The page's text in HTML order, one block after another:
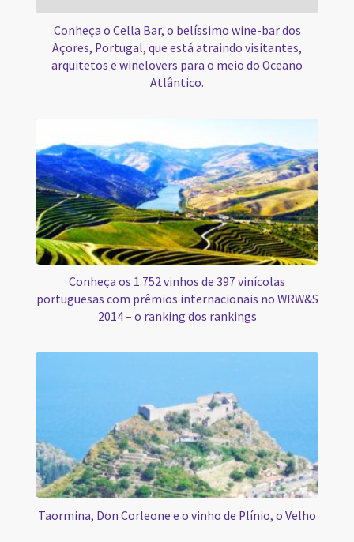
Conheça o Cella Bar, o belíssimo wine-bar dos
Açores, Portugal, que está atraindo visitantes,
arquitetos e winelovers para o meio do Oceano
Atlântico.
Conheça os 1.752 vinhos de 397 vinícolas
portuguesas com prêmios internacionais no WRW&S
2014 – o ranking dos rankings
Taormina, Don Corleone e o vinho de Plínio, o Velho